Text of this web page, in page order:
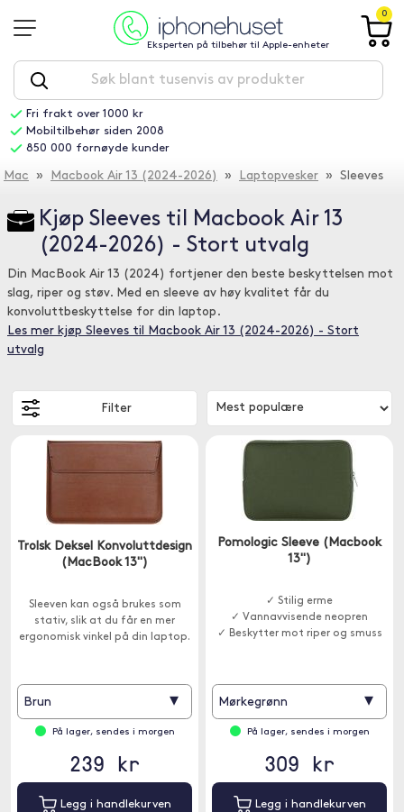
Eksperten på tilbehør til Apple-enheter
0
Fri frakt over 1000 kr
Mobiltilbehør siden 2008
850 000 fornøyde kunder
Mac » Macbook Air 13 (2024-2026) » Laptopvesker » Sleeves
Kjøp Sleeves til Macbook Air 13
(2024-2026) - Stort utvalg
Din MacBook Air 13 (2024) fortjener den beste beskyttelsen mot
slag, riper og støv. Med en sleeve av høy kvalitet får du
konvoluttbeskyttelse for din laptop.
Les mer kjøp Sleeves til Macbook Air 13 (2024-2026) - Stort
utvalg
Filter
Trolsk Deksel Konvoluttdesign
(MacBook 13")
Sleeven kan også brukes som
stativ, slik at du får en mer
ergonomisk vinkel på din laptop.
Brun ▾
På lager, sendes i morgen
239 kr
Legg i handlekurven
Pomologic Sleeve (Macbook
13")
✓ Stilig erme
✓ Vannavvisende neopren
✓ Beskytter mot riper og smuss
Mørkegrønn ▾
På lager, sendes i morgen
309 kr
Legg i handlekurven